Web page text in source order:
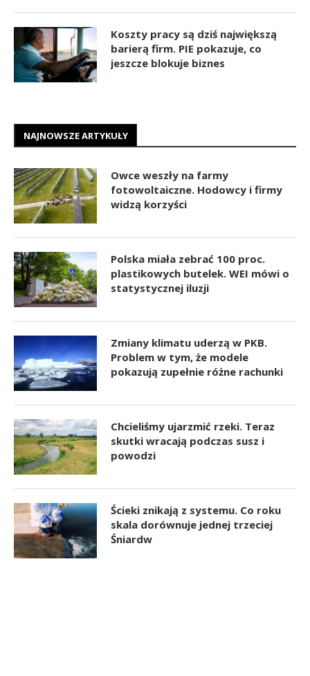
Koszty pracy są dziś największą
barierą firm. PIE pokazuje, co
jeszcze blokuje biznes
NAJNOWSZE ARTYKUŁY
Owce weszły na farmy
fotowoltaiczne. Hodowcy i firmy
widzą korzyści
Polska miała zebrać 100 proc.
plastikowych butelek. WEI mówi o
statystycznej iluzji
Zmiany klimatu uderzą w PKB.
Problem w tym, że modele
pokazują zupełnie różne rachunki
Chcieliśmy ujarzmić rzeki. Teraz
skutki wracają podczas susz i
powodzi
Ścieki znikają z systemu. Co roku
skala dorównuje jednej trzeciej
Śniardw